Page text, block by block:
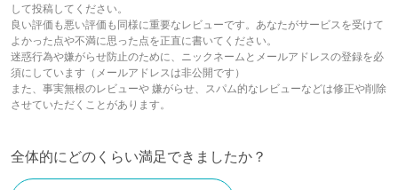
して投稿してください。
良い評価も悪い評価も同様に重要なレビューです。あなたがサービスを受けて
よかった点や不満に思った点を正直に書いてください。
迷惑行為や嫌がらせ防止のために、ニックネームとメールアドレスの登録を必
須にしています（メールアドレスは非公開です）
また、事実無根のレビューや 嫌がらせ、スパム的なレビューなどは修正や削除
させていただくことがあります。
全体的にどのくらい満足できましたか？